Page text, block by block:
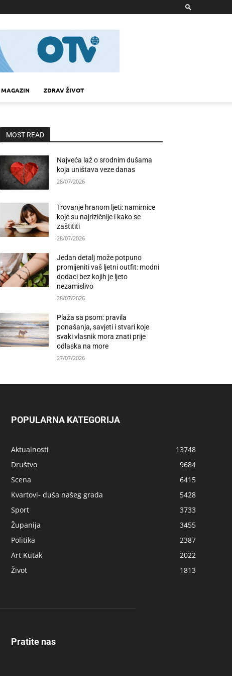
MAGAZIN ZDRAV ŽIVOT
MOST READ
Najveća laž o srodnim dušama
koja uništava veze danas
28/07/2026
Trovanje hranom ljeti: namirnice
koje su najrizičnije i kako se
zaštititi
28/07/2026
Jedan detalj može potpuno
promijeniti vaš ljetni outfit: modni
dodaci bez kojih je ljeto
nezamislivo
28/07/2026
Plaža sa psom: pravila
ponašanja, savjeti i stvari koje
svaki vlasnik mora znati prije
odlaska na more
27/07/2026
POPULARNA KATEGORIJA
Aktualnosti
13748
Društvo
9684
Scena
6415
Kvartovi- duša našeg grada
5428
Sport
3733
Županija
3455
Politika
2387
Art Kutak
2022
Život
1813
Pratite nas